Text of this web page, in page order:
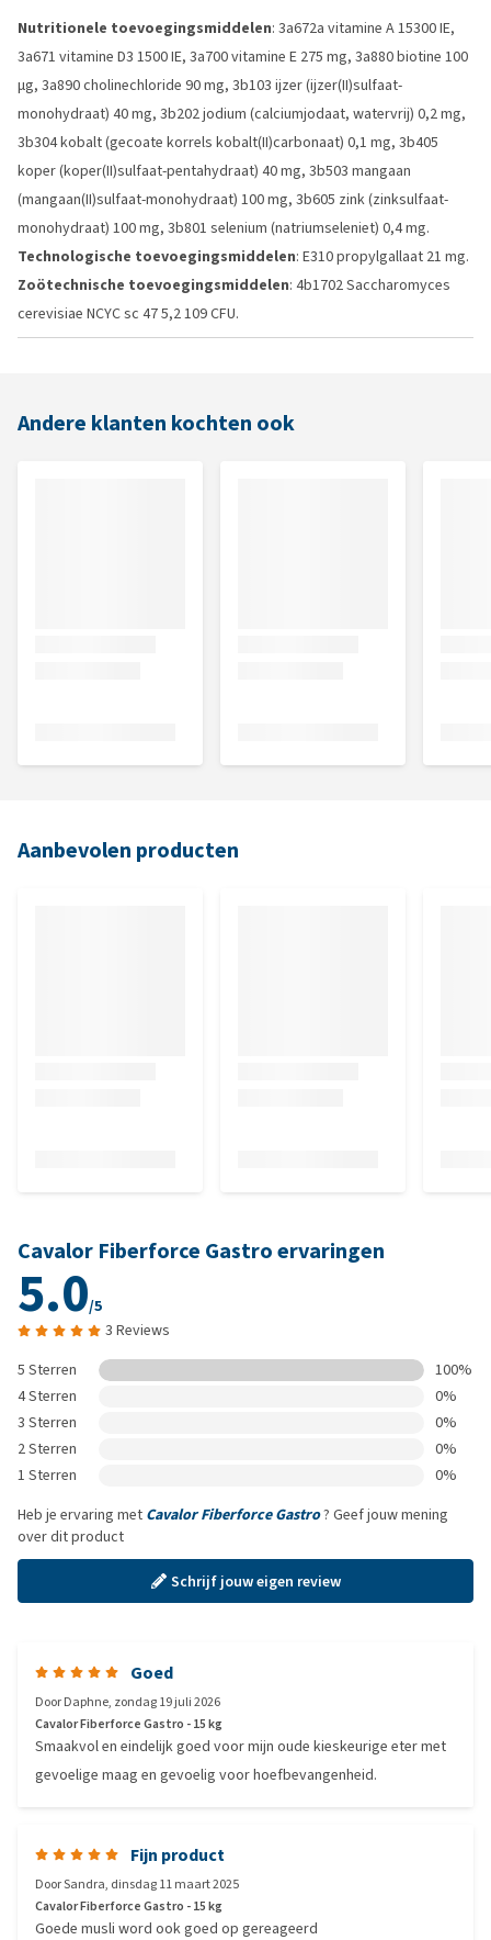
Nutritionele toevoegingsmiddelen: 3a672a vitamine A 15300 IE,
3a671 vitamine D3 1500 IE, 3a700 vitamine E 275 mg, 3a880 biotine 100
µg, 3a890 cholinechloride 90 mg, 3b103 ijzer (ijzer(II)sulfaat-
monohydraat) 40 mg, 3b202 jodium (calciumjodaat, watervrij) 0,2 mg,
3b304 kobalt (gecoate korrels kobalt(II)carbonaat) 0,1 mg, 3b405
koper (koper(II)sulfaat-pentahydraat) 40 mg, 3b503 mangaan
(mangaan(II)sulfaat-monohydraat) 100 mg, 3b605 zink (zinksulfaat-
monohydraat) 100 mg, 3b801 selenium (natriumseleniet) 0,4 mg.
Technologische toevoegingsmiddelen: E310 propylgallaat 21 mg.
Zoötechnische toevoegingsmiddelen: 4b1702 Saccharomyces
cerevisiae NCYC sc 47 5,2 109 CFU.
Andere klanten kochten ook
Aanbevolen producten
Cavalor Fiberforce Gastro ervaringen
5.0/5
3 Reviews
5 Sterren
100%
4 Sterren
0%
3 Sterren
0%
2 Sterren
0%
1 Sterren
0%
Heb je ervaring met Cavalor Fiberforce Gastro? Geef jouw mening
over dit product
Schrijf jouw eigen review
Goed
DoorDaphne, zondag 19 juli 2026
Cavalor Fiberforce Gastro - 15 kg
Smaakvol en eindelijk goed voor mijn oude kieskeurige eter met
gevoelige maag en gevoelig voor hoefbevangenheid.
Fijn product
DoorSandra, dinsdag 11 maart 2025
Cavalor Fiberforce Gastro - 15 kg
Goede musli word ook goed op gereageerd